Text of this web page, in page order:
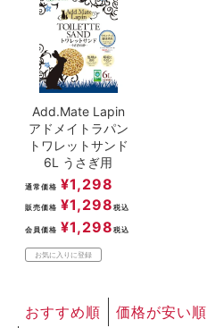
Add.Mate Lapin
アドメイトラパン
トワレットサンド
6L うさぎ用
通常価格 ¥1,298
販売価格 ¥1,298 税込
会員価格 ¥1,298 税込
お気に入りに登録
おすすめ順 価格が安い順